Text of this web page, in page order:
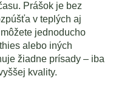
Prášok je bez
v teplých aj
jednoducho
alebo iných
žiadne prísady – iba
kvality.